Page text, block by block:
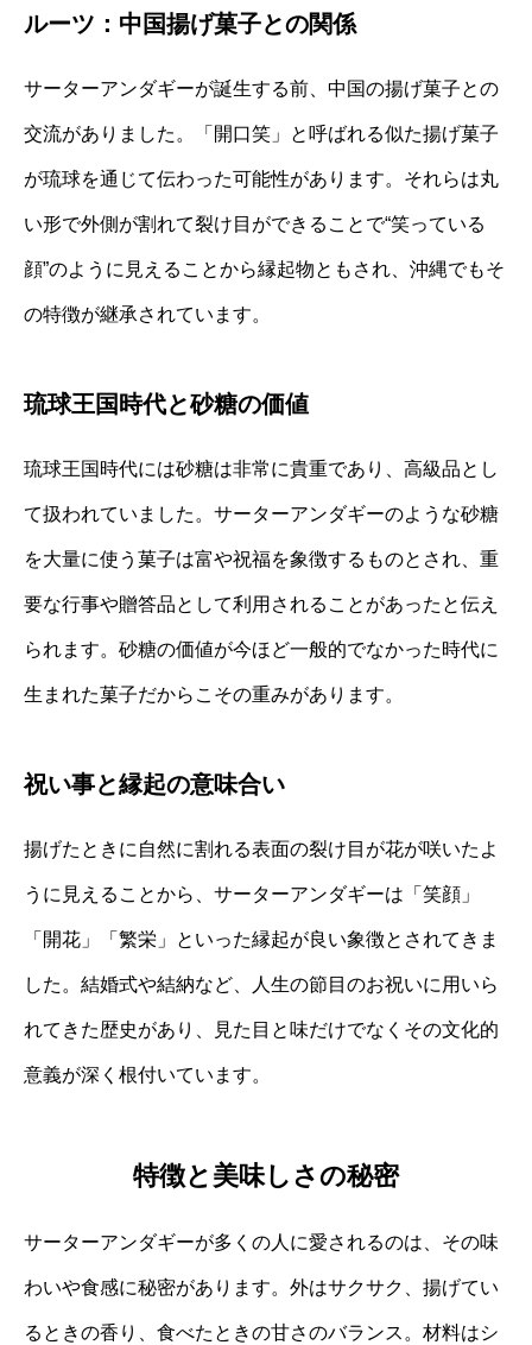
ルーツ：中国揚げ菓子との関係
サーターアンダギーが誕生する前、中国の揚げ菓子との
交流がありました。「開口笑」と呼ばれる似た揚げ菓子
が琉球を通じて伝わった可能性があります。それらは丸
い形で外側が割れて裂け目ができることで“笑っている
顔”のように見えることから縁起物ともされ、沖縄でもそ
の特徴が継承されています。
琉球王国時代と砂糖の価値
琉球王国時代には砂糖は非常に貴重であり、高級品とし
て扱われていました。サーターアンダギーのような砂糖
を大量に使う菓子は富や祝福を象徴するものとされ、重
要な行事や贈答品として利用されることがあったと伝え
られます。砂糖の価値が今ほど一般的でなかった時代に
生まれた菓子だからこその重みがあります。
祝い事と縁起の意味合い
揚げたときに自然に割れる表面の裂け目が花が咲いたよ
うに見えることから、サーターアンダギーは「笑顔」
「開花」「繁栄」といった縁起が良い象徴とされてきま
した。結婚式や結納など、人生の節目のお祝いに用いら
れてきた歴史があり、見た目と味だけでなくその文化的
意義が深く根付いています。
特徴と美味しさの秘密
サーターアンダギーが多くの人に愛されるのは、その味
わいや食感に秘密があります。外はサクサク、揚げてい
るときの香り、食べたときの甘さのバランス。材料はシ